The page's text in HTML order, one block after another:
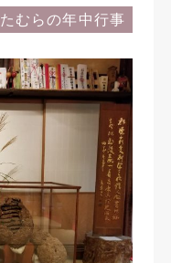
たむらの年中行事